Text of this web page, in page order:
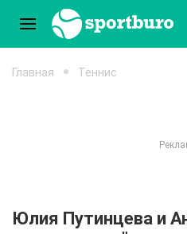
Главная Теннис
Юлия Путинцева и